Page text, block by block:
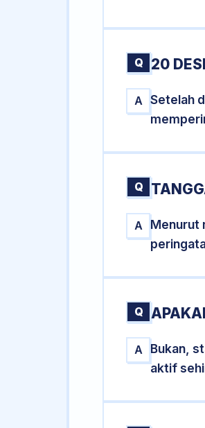
Q 20
A Setelah
Q
A
Menurut
Q
A
Bukan,
aktif